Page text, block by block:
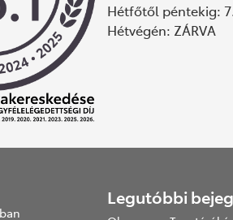
Hétfőtől péntekig:
Hétvégén: ZÁRVA
Legutóbbi